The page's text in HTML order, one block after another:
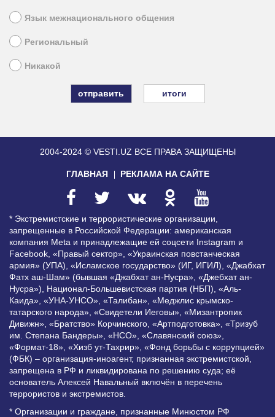
Язык межнационального общения
Региональный
Никакой
итоги
2004-2024 © VESTI.UZ ВСЕ ПРАВА ЗАЩИЩЕНЫ
ГЛАВНАЯ РЕКЛАМА НА САЙТЕ
* Экстремистские и террористические организации,
запрещенные в Российской Федерации: американская
компания Meta и принадлежащие ей соцсети Instagram и
Facebook, «Правый сектор», «Украинская повстанческая
армия» (УПА), «Исламское государство» (ИГ, ИГИЛ), «Джабхат
Фатх аш-Шам» (бывшая «Джабхат ан-Нусра», «Джебхат ан-
Нусра»), Национал-Большевистская партия (НБП), «Аль-
Каида», «УНА-УНСО», «Талибан», «Меджлис крымско-
татарского народа», «Свидетели Иеговы», «Мизантропик
Дивижн», «Братство» Корчинского, «Артподготовка», «Тризуб
им. Степана Бандеры», «НСО», «Славянский союз»,
«Формат-18», «Хизб ут-Тахрир», «Фонд борьбы с коррупцией»
(ФБК) – организация-иноагент, признанная экстремистской,
запрещена в РФ и ликвидирована по решению суда; её
основатель Алексей Навальный включён в перечень
террористов и экстремистов.
* Организации и граждане, признанные Минюстом РФ